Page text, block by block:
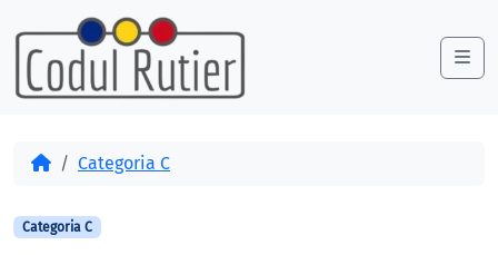
Skip to content
Skip to footer
AcasăCategoria C
Categoria C